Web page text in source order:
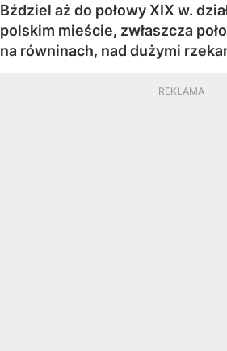
Bździel aż do połowy XIX w.
polskim mieście, zwłaszcza
na równinach, nad dużymi